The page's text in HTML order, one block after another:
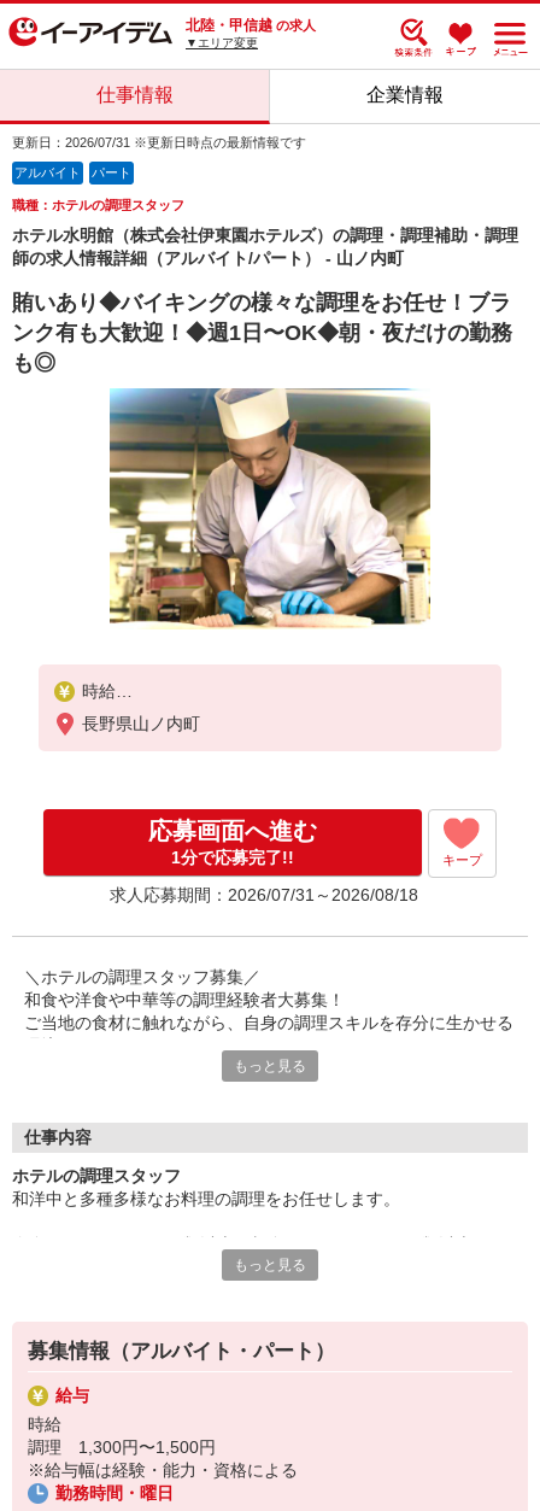
北陸・甲信越 の求人
▼エリア変更
仕事情報 企業情報
更新日：2026/07/31 ※更新日時点の最新情報です
アルバイト パート
職種：ホテルの調理スタッフ
ホテル水明館（株式会社伊東園ホテルズ）の調理・調理補助・調理
師の求人情報詳細（アルバイト/パート） - 山ノ内町
賄いあり◆バイキングの様々な調理をお任せ！ブラ
ンク有も大歓迎！◆週1日〜OK◆朝・夜だけの勤務
も◎
時給
調理 1,300円〜1,500円
※給与幅は経験・能力・資格による
長野県山ノ内町
応募画面へ進む
1分で応募完了!! キープ
求人応募期間：2026/07/31～2026/08/18
＼ホテルの調理スタッフ募集／
和食や洋食や中華等の調理経験者大募集！
ご当地の食材に触れながら、自身の調理スキルを存分に生かせる
勤務時間や日数も柔軟に対応できますよ♪
・賄い2食付き！
・調理の経験がある方大歓迎！
もっと見る
仕事内容
ホテルの調理スタッフ
和洋中と多種多様なお料理の調理をお任せします。
の発案なども積極的にしていただける方をお待ちしています！
また、バイキング会場のライブキッチンにて、料理人自ら「焼く・
揚げる・調理する」の演出を行って頂くことも。
衛生管理は第三者機関を入れて行っており、清掃・衛生管理はもち
ろん、扱う器具・冷蔵庫などの衛生管理の維持も徹底しています。
もっと見る
募集情報（アルバイト・パート）
給与
時給
調理 1,300円〜1,500円
※給与幅は経験・能力・資格による
勤務時間・曜日